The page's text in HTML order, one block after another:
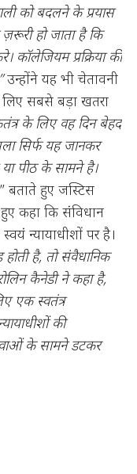
को बदलने के प्रयास
हो जाता है कि
कॉलेजियम प्रक्रिया की
उन्होंने यह भी चेतावनी
लिए सबसे बड़ा खतरा
के लिए वह दिन बेहद
सिर्फ यह जानकर
पीठ के सामने है।
बताते हुए जस्टिस
कहा कि संविधान
न्यायाधीशों पर है।
है, तो संवैधानिक
कैनेडी ने कहा है,
एक स्वतंत्र
की
के सामने डटकर